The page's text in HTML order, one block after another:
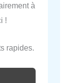
à
!
rapides.